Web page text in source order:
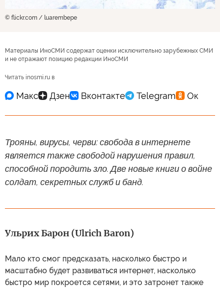
© flickr.com / luarembepe
Материалы ИноСМИ содержат оценки исключительно зарубежных СМИ
и не отражают позицию редакции ИноСМИ
Читать inosmi.ru в
Трояны, вирусы, черви: свобода в интернете
является также свободой нарушения правил,
способной породить зло. Две новые книги о войне
солдат, секретных служб и банд.
Ульрих Барон (Ulrich Baron)
Мало кто смог предсказать, насколько быстро и
масштабно будет развиваться интернет, насколько
быстро мир покроется сетями, и это затронет также